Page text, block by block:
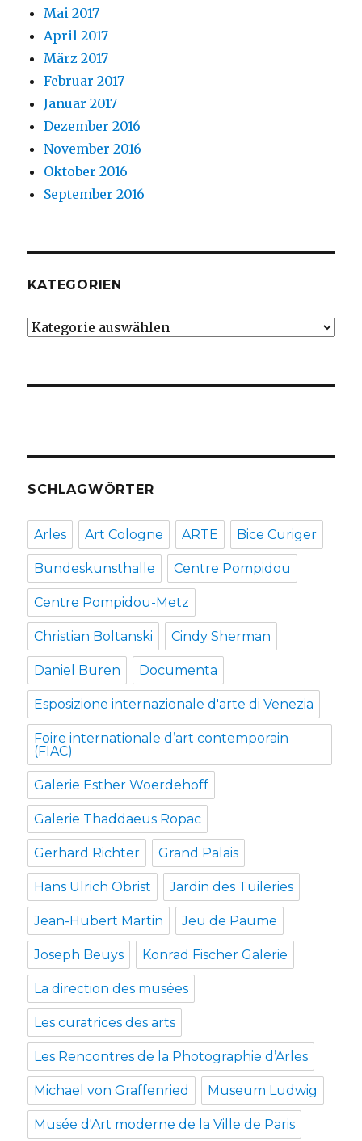
Mai 2017
April 2017
März 2017
Februar 2017
Januar 2017
Dezember 2016
November 2016
Oktober 2016
September 2016
KATEGORIEN
Kategorien
SCHLAGWÖRTER
Arles Art Cologne ARTE Bice Curiger
Bundeskunsthalle Centre Pompidou
Centre Pompidou-Metz
Christian Boltanski Cindy Sherman
Daniel Buren Documenta
Esposizione internazionale d'arte di Venezia
Foire internationale d’art contemporain
(FIAC)
Galerie Esther Woerdehoff
Galerie Thaddaeus Ropac
Gerhard Richter Grand Palais
Hans Ulrich Obrist Jardin des Tuileries
Jean-Hubert Martin Jeu de Paume
Joseph Beuys Konrad Fischer Galerie
La direction des musées
Les curatrices des arts
Les Rencontres de la Photographie d’Arles
Michael von Graffenried Museum Ludwig
Musée d'Art moderne de la Ville de Paris